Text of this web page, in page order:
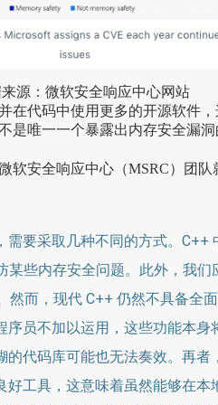
源：微软安全响应中心网站
在代码中使用更多的开源软件
是唯一一个暴露出内存安全漏洞
软安全响应中心（MSRC）团队
要采取几种不同的方式。C++
某些内存安全问题。此外，我
然而，现代 C++ 仍然不具备全
序员不加以运用，这些功能本身
的代码库可能也无法奏效。再者
好工具，这意味着虽然能够在本